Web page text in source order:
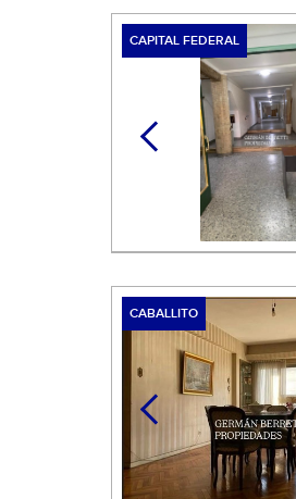
CAPITAL FEDERAL
CABALLITO